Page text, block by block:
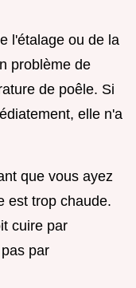
l'étalage ou de la
problème de
de poêle. Si
elle n'a
que vous ayez
est trop chaude.
cuire par
par